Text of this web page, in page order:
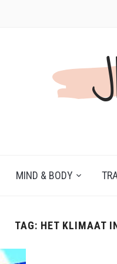
MIND & BODY
TAG: HET KLIMAAT